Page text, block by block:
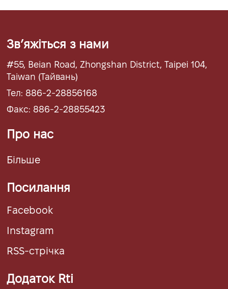
Звʼяжіться з нами
#55, Beian Road, Zhongshan District, Taipei 104,
Taiwan (Тайвань)
Тел: 886-2-28856168
Факс: 886-2-28855423
Про нас
Більше
Посилання
Facebook
Instagram
RSS-стрічка
Додаток Rti